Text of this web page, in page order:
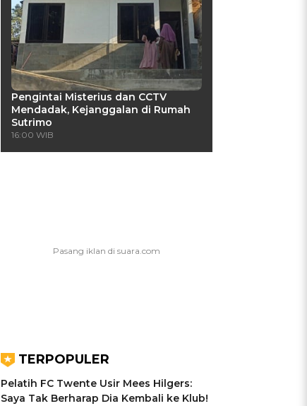
Pengintai Misterius dan CCTV
Mendadak, Kejanggalan di Rumah
Sutrimo
16:00 WIB
TERPOPULER
Pelatih FC Twente Usir Mees Hilgers:
Saya Tak Berharap Dia Kembali ke Klub!